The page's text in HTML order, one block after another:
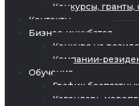
Конкурсы, гранты,
Контакты
Бизнес-инкубатор
Конкурс на
Компании-
Обучение
График
Календарь